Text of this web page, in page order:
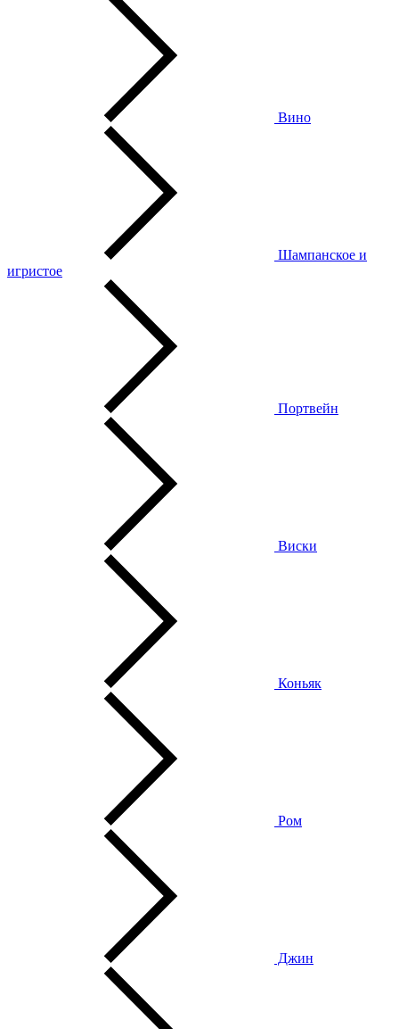
Вино
Шампанское и
игристое
Портвейн
Виски
Коньяк
Ром
Джин